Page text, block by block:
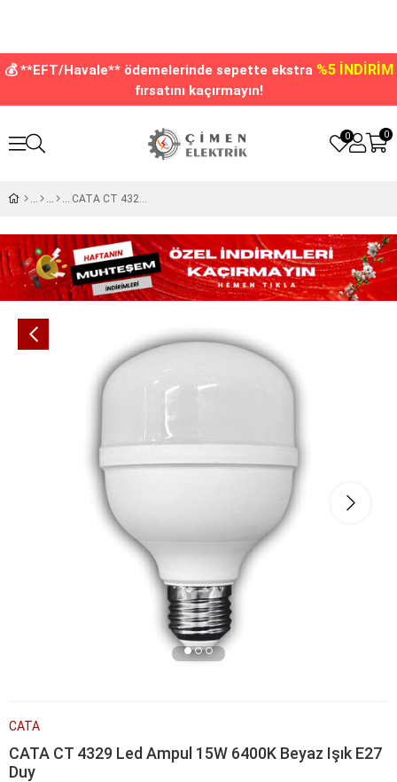
💰 **EFT/Havale** ödemelerinde sepette ekstra %5 İNDİRİM
fırsatını kaçırmayın!
0
0
CATA CT 4329 Led Ampul 15W 6400K Beyaz Işık E27 Duy
CATA
CATA CT 4329 Led Ampul 15W 6400K Beyaz Işık E27
Duy